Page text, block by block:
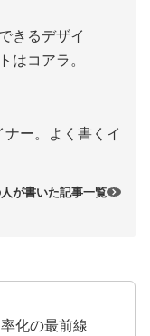
きるデザイ
はコアラ。
ー。よく書くイ
が書いた記事一覧
化の最前線